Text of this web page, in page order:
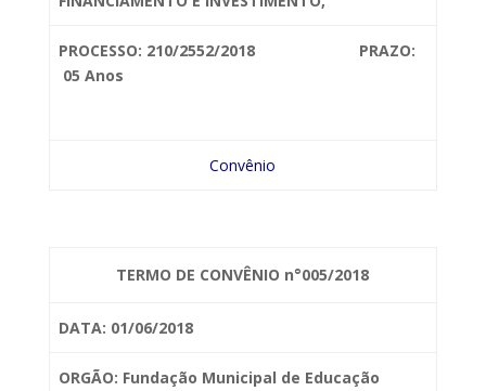
PROCESSO: 210/2552/2018 PRAZO:
05 Anos
Convênio
TERMO DE CONVÊNIO n°005/2018
DATA: 01/06/2018
ORGÃO: Fundação Municipal de Educação